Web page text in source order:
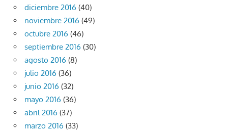
diciembre 2016 (40)
noviembre 2016 (49)
octubre 2016 (46)
septiembre 2016 (30)
agosto 2016 (8)
julio 2016 (36)
junio 2016 (32)
mayo 2016 (36)
abril 2016 (37)
marzo 2016 (33)